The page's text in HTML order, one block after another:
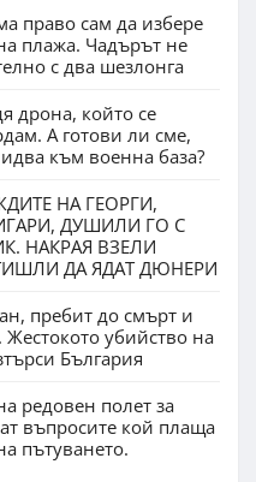
право сам да избере
плажа. Чадърът не
с два шезлонга
дрона, който се
А готови ли сме,
към военна база?
НА ГЕОРГИ,
ДУШИЛИ ГО С
НАКРАЯ ВЗЕЛИ
ДА ЯДАТ ДЮНЕРИ
пребит до смърт и
Жестокото убийство на
България
редовен полет за
въпросите кой плаща
пътуването.